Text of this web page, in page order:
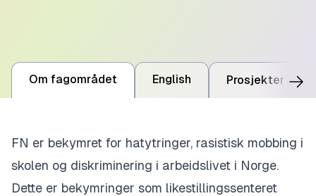
Om fagområdet English Prosjekter 27
FN er bekymret for hatytringer, rasistisk mobbing i
skolen og diskriminering i arbeidslivet i Norge.
Dette er bekymringer som likestillingssenteret